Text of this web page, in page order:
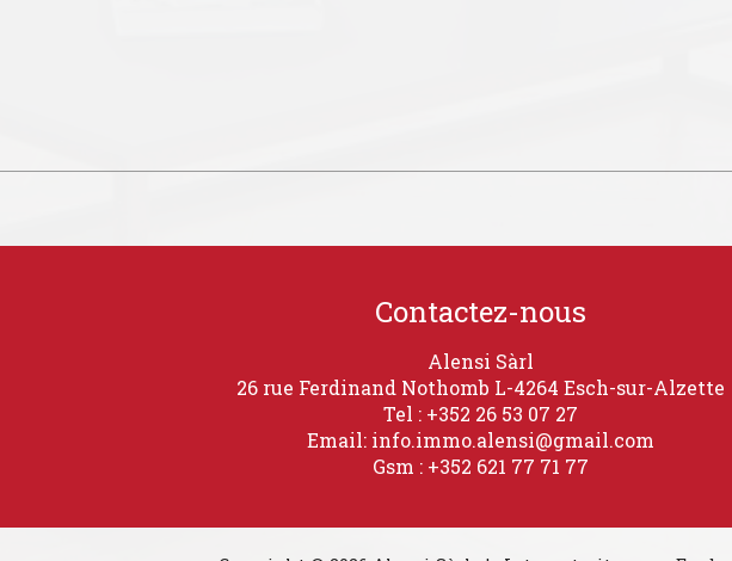
Contactez-nous
Alensi Sàrl
26 rue Ferdinand Nothomb L-4264 Esch-sur-Alzette
Tel : +352 26 53 07 27
Email: info.immo.alensi@gmail.com
Gsm : +352 621 77 71 77